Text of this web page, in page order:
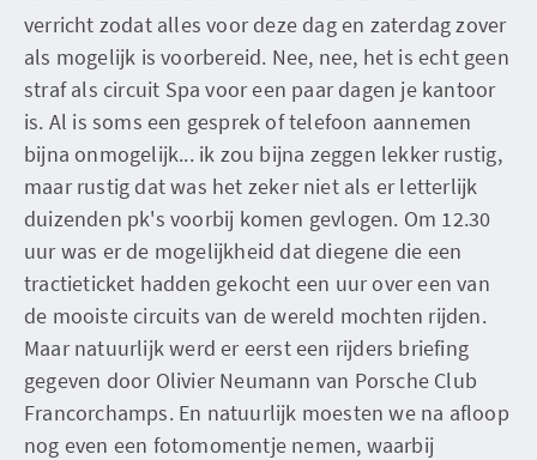
verricht zodat alles voor deze dag en zaterdag zover
als mogelijk is voorbereid. Nee, nee, het is echt geen
straf als circuit Spa voor een paar dagen je kantoor
is. Al is soms een gesprek of telefoon aannemen
bijna onmogelijk... ik zou bijna zeggen lekker rustig,
maar rustig dat was het zeker niet als er letterlijk
duizenden pk's voorbij komen gevlogen. Om 12.30
uur was er de mogelijkheid dat diegene die een
tractieticket hadden gekocht een uur over een van
de mooiste circuits van de wereld mochten rijden.
Maar natuurlijk werd er eerst een rijders briefing
gegeven door Olivier Neumann van Porsche Club
Francorchamps. En natuurlijk moesten we na afloop
nog even een fotomomentje nemen, waarbij